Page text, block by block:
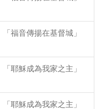
福音傳揚在基督城」
耶穌成為我家之主」
耶穌成為我家之主」